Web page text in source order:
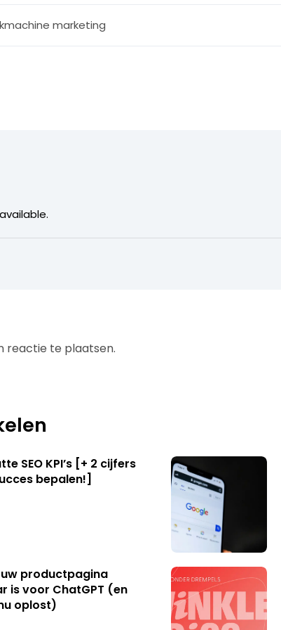
marketing
reactie te plaatsen.
SEO KPI’s [+ 2 cijfers
bepalen!]
productpagina
is voor ChatGPT (en
oplost)